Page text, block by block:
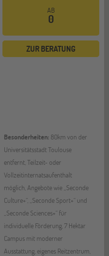
AB
0
ZUR BERATUNG
Besonderheiten: 80km von der
Universitätsstadt Toulouse
entfernt, Teilzeit- oder
Vollzeitinternatsaufenthalt
möglich, Angebote wie „Seconde
Culture+“, „Seconde Sport+“ und
„Seconde Sciences+“ für
individuelle Förderung, 7 Hektar
Campus mit moderner
Ausstattung, eigenes Reitzentrum,